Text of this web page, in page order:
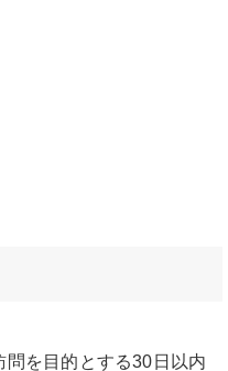
問を目的とする30日以内